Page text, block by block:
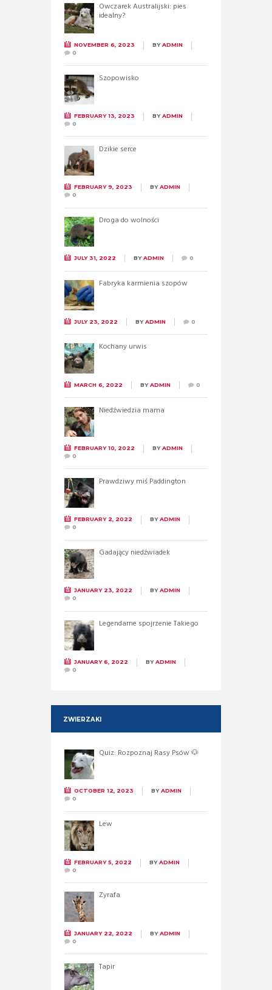
Owczarek Australijski: pies
idealny?
NOVEMBER 6, 2023 BYADMIN
0
Szopowisko
FEBRUARY 13, 2023 BYADMIN
0
Dzikie serce
FEBRUARY 9, 2023 BYADMIN
0
Droga do wolności
JULY 31, 2022 BYADMIN 0
Fabryka karmienia szopów
JULY 23, 2022 BYADMIN 0
Kochany urwis
MARCH 6, 2022 BYADMIN 0
Niedźwiedzia mama
FEBRUARY 10, 2022 BYADMIN
0
Prawdziwy miś Paddington
FEBRUARY 2, 2022 BYADMIN
0
Gadający niedźwiadek
JANUARY 23, 2022 BYADMIN
0
Legendarne spojrzenie Takiego
JANUARY 6, 2022 BYADMIN
0
ZWIERZAKI
Quiz: Rozpoznaj Rasy Psów 🐶
OCTOBER 12, 2023 BYADMIN
0
Lew
FEBRUARY 5, 2022 BYADMIN
0
Żyrafa
JANUARY 22, 2022 BYADMIN
0
Tapir